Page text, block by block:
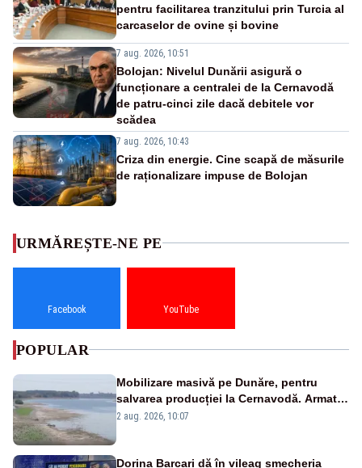
pentru facilitarea tranzitului prin Turcia al
carcaselor de ovine și bovine
7 aug. 2026, 10:51
Bolojan: Nivelul Dunării asigură o
funcționare a centralei de la Cernavodă
de patru-cinci zile dacă debitele vor
scădea
7 aug. 2026, 10:43
Criza din energie. Cine scapă de măsurile
de raționalizare impuse de Bolojan
URMĂREȘTE-NE PE
Facebook YouTube
POPULAR
Mobilizare masivă pe Dunăre, pentru
salvarea producției la Cernavodă. Armata
va detona o stâncă și va devia apa
2 aug. 2026, 10:07
Dorina Barcari dă în vileag șmecheria